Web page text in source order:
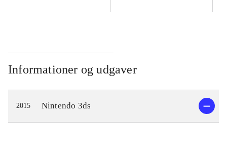
Informationer og udgaver
2015 Nintendo 3ds